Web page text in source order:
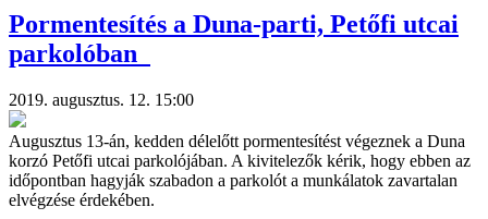
Pormentesítés a Duna-parti, Petőfi utcai
parkolóban
2019. augusztus. 12. 15:00
Augusztus 13-án, kedden délelőtt pormentesítést végeznek a Duna
korzó Petőfi utcai parkolójában. A kivitelezők kérik, hogy ebben az
időpontban hagyják szabadon a parkolót a munkálatok zavartalan
elvégzése érdekében.